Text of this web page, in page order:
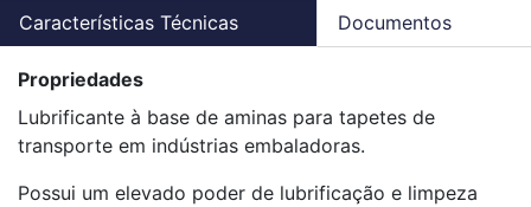
Características Técnicas Documentos
Propriedades
Lubrificante à base de aminas para tapetes de
transporte em indústrias embaladoras.
Possui um elevado poder de lubrificação e limpeza